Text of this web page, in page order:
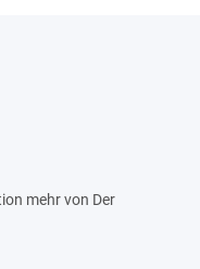
mehr von Der